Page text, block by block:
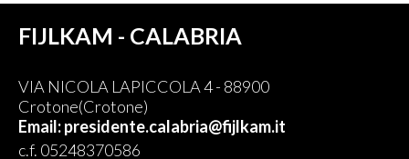
FIJLKAM - CALABRIA
VIA NICOLA LAPICCOLA 4 - 88900
Crotone(Crotone)
Email: presidente.calabria@fijlkam.it
c.f. 05248370586